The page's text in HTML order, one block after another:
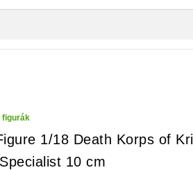
figurák
1/18 Death Korps of
10 cm